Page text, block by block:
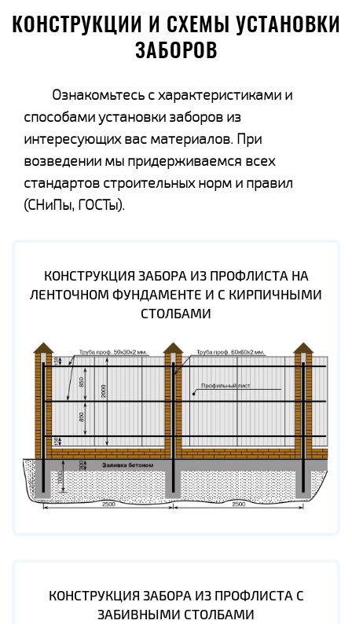
КОНСТРУКЦИИ И СХЕМЫ УСТАНОВКИ
ЗАБОРОВ
Ознакомьтесь с характеристиками и
способами установки заборов из
интересующих вас материалов. При
возведении мы придерживаемся всех
стандартов строительных норм и правил
(СНиПы, ГОСТы).
КОНСТРУКЦИЯ ЗАБОРА ИЗ ПРОФЛИСТА НА
ЛЕНТОЧНОМ ФУНДАМЕНТЕ И С КИРПИЧНЫМИ
СТОЛБАМИ
КОНСТРУКЦИЯ ЗАБОРА ИЗ ПРОФЛИСТА С
ЗАБИВНЫМИ СТОЛБАМИ